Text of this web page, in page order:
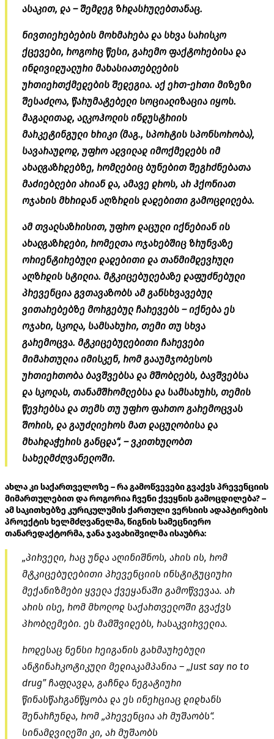
ასაკით, და – შემდეგ ზრდასრულებთანაც.
ნივთიერებების მოხმარება და სხვა სარისკო
ქცევები, როგორც წესი, გარემო ფაქტორებისა და
ინდივიდუალური მახასიათებლების
ურთიერთქმედების შედეგია. აქ ერთ-ერთი მიზეზი
შესაძლოა, წარუმატებელი სოციალიზაცია იყოს.
მაგალითად, ალკოჰოლის ინდუსტრიის
მარკეტინგული ხრიკი (მაგ., სპორტის სპონსორობა),
სავარაუდოდ, უფრო ადვილად იმოქმედებს იმ
ახალგაზრდებზე, რომლებიც ბუნებით შეგრძნებათა
მაძიებლები არიან და, ამავე დროს, არ ჰქონიათ
ოჯახის მხრიდან აღზრდის დადებითი გამოცდილება.
ამ თვალსაზრისით, უფრო დაცული იქნებიან ის
ახალგაზრდები, რომელთა ოჯახებშიც ზრუნვაზე
ორიენტირებული დადებითი და თანმიმდევრული
აღზრდის სტილია. მტკიცებულებაზე დაფუძნებული
პრევენცია გვთავაზობს ამ განსხვავებულ
ვითარებებზე მორგებულ ჩარევებს – იქნება ეს
ოჯახი, სკოლა, სამსახური, თემი თუ სხვა
გარემოცვა. მტკიცებულებითი ჩარევები
მიმართულია იმისკენ, რომ გააუმჯობესოს
ურთიერთობა ბავშვებსა და მშობლებს, ბავშვებსა
და სკოლას, თანამშრომლებსა და სამსახურს, თემის
წევრებსა და თემს თუ უფრო ფართო გარემოცვას
შორის, და გაუძლიეროს მათ დაცულობისა და
მხარდაჭერის განცდა“, – ვკითხულობთ
სახელმძღვანელოში.
ახლა კი საქართველოზე – რა გამოწვევები გვაქვს პრევენციის
მიმართულებით და როგორია ჩვენი ქვეყნის გამოცდილება? –
ამ საკითხებზე კურიკულუმის ქართული ვერსიის ადაპტირების
პროექტის ხელმძღვანელმა, წიგნის სამეცნიერო
თანარედაქტორმა, ჯანა ჯავახიშვილმა ისაუბრა:
„პირველი, რაც უნდა აღინიშნოს, არის ის, რომ
მტკიცებულებითი პრევენციის ინსტიტუციური
მექანიზმები ყველა ქვეყანაში გამოწვევაა. არ
არის ისე, რომ მხოლოდ საქართველოში გვაქვს
პრობლემები. ეს მამშვიდებს, რასაკვირველია.
როდესაც ნენსი რეიგანის გახმაურებული
ანტინარკოტიკული მედიაკამპანია – „Just say no to
drug” ჩაფლავდა, გაჩნდა ნეგატიური
წინასწარგანწყობა და ეს ინერციაც დიდხანს
შენარჩუნდა, რომ „პრევენცია არ მუშაობს“.
სინამდვილეში კი, არ მუშაობს